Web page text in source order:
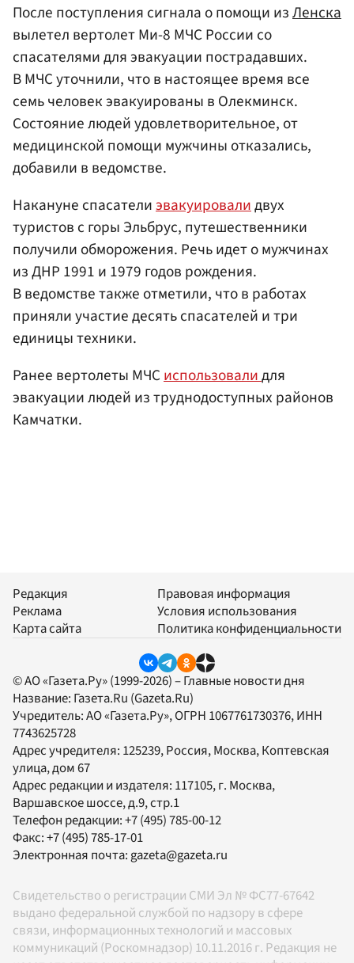
После поступления сигнала о помощи изЛенска
вылетел вертолет Ми-8 МЧС России со
спасателями для эвакуации пострадавших.
В МЧС уточнили, что в настоящее время все
семь человек эвакуированы в Олекминск.
Состояние людей удовлетворительное, от
медицинской помощи мужчины отказались,
добавили в ведомстве.
Накануне спасателиэвакуировалидвух
туристов с горы Эльбрус, путешественники
получили обморожения. Речь идет о мужчинах
из ДНР 1991 и 1979 годов рождения.
В ведомстве также отметили, что в работах
приняли участие десять спасателей и три
единицы техники.
Ранее вертолеты МЧСиспользовалидля
эвакуации людей из труднодоступных районов
Камчатки.
Редакция
Реклама
Карта сайта
Правовая информация
Условия использования
Политика конфиденциальности
© АО «Газета.Ру» (1999-2026) – Главные новости дня
Название: Газета.Ru (Gazeta.Ru)
Учредитель:АО «Газета.Ру», ОГРН 1067761730376, ИНН
7743625728
Адрес учредителя: 125239, Россия, Москва, Коптевская
улица, дом 67
Адрес редакции и издателя: 117105, г. Москва,
Варшавское шоссе, д.9, стр.1
Телефон редакции:+7 (495) 785-00-12
Факс:+7 (495) 785-17-01
Электронная почта:gazeta@gazeta.ru
Свидетельство о регистрации СМИ Эл № ФС77-67642
выдано федеральной службой по надзору в сфере
связи, информационных технологий и массовых
коммуникаций (Роскомнадзор) 10.11.2016 г. Редакция не